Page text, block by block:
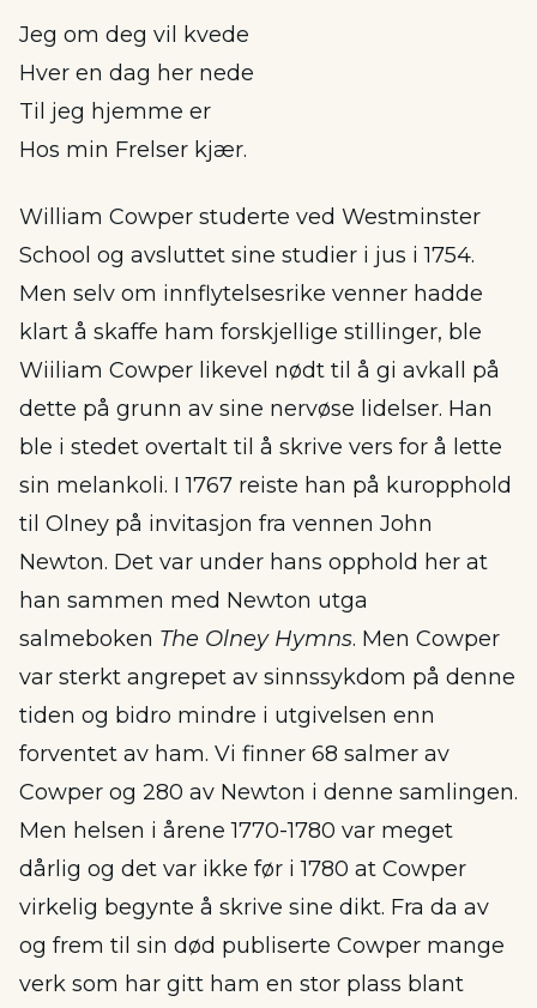
Jeg om deg vil kvede
Hver en dag her nede
Til jeg hjemme er
Hos min Frelser kjær.
William Cowper studerte ved Westminster
School og avsluttet sine studier i jus i 1754.
Men selv om innflytelsesrike venner hadde
klart å skaffe ham forskjellige stillinger, ble
Wiiliam Cowper likevel nødt til å gi avkall på
dette på grunn av sine nervøse lidelser. Han
ble i stedet overtalt til å skrive vers for å lette
sin melankoli. I 1767 reiste han på kuropphold
til Olney på invitasjon fra vennen John
Newton. Det var under hans opphold her at
han sammen med Newton utga
salmeboken The Olney Hymns. Men Cowper
var sterkt angrepet av sinnssykdom på denne
tiden og bidro mindre i utgivelsen enn
forventet av ham. Vi finner 68 salmer av
Cowper og 280 av Newton i denne samlingen.
Men helsen i årene 1770-1780 var meget
dårlig og det var ikke før i 1780 at Cowper
virkelig begynte å skrive sine dikt. Fra da av
og frem til sin død publiserte Cowper mange
verk som har gitt ham en stor plass blant